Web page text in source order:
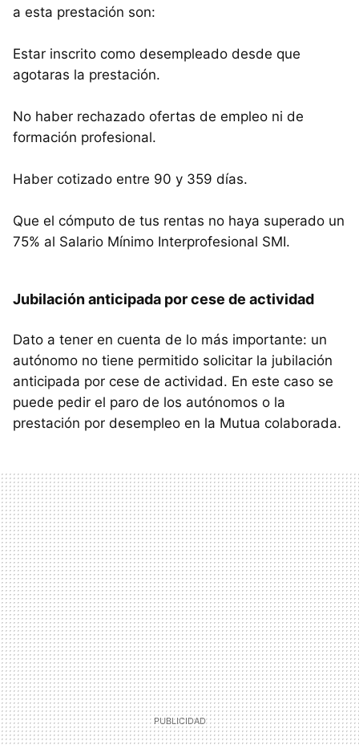
a esta prestación son:
Estar inscrito como desempleado desde que
agotaras la prestación.
No haber rechazado ofertas de empleo ni de
formación profesional.
Haber cotizado entre 90 y 359 días.
Que el cómputo de tus rentas no haya superado un
75% al Salario Mínimo Interprofesional SMI.
Jubilación anticipada por cese de actividad
Dato a tener en cuenta de lo más importante: un
autónomo no tiene permitido solicitar la jubilación
anticipada por cese de actividad. En este caso se
puede pedir el paro de los autónomos o la
prestación por desempleo en la Mutua colaborada.